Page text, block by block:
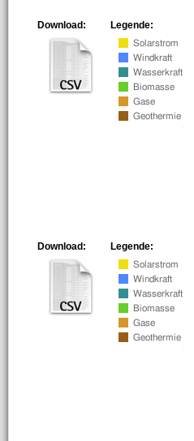
Legende:
Download:
Legende:
Download: